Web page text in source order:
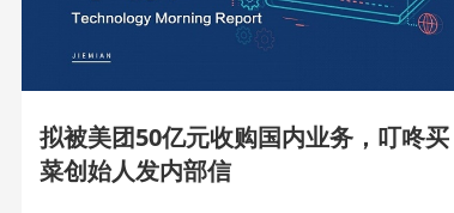
拟被美团50亿元收购国内业务，叮咚买
菜创始人发内部信